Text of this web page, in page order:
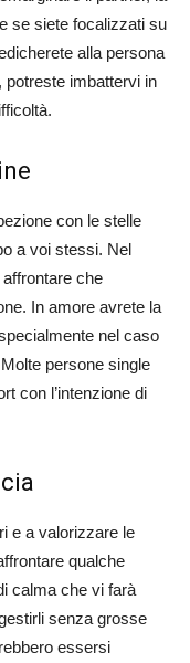
se siete focalizzati su
alla persona
potreste imbattervi in
con le stelle
a voi stessi. Nel
che
In amore avrete la
nel caso
persone single
con l’intenzione di
e a valorizzare le
qualche
calma che vi farà
senza grosse
essersi